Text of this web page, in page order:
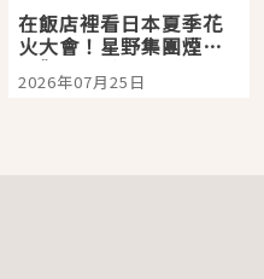
在飯店裡看日本夏季花
火大會！星野集團煙火
景觀飯店6選，讓你不用
人擠人悠閒欣賞
2026年07月25日